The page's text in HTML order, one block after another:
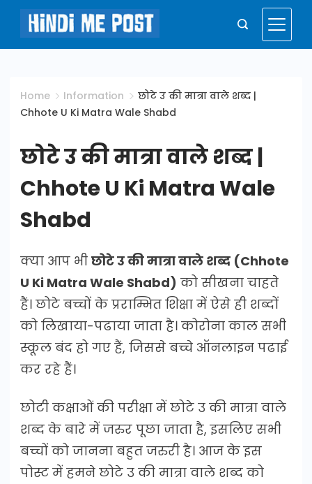
Skip
content
Hindi
Me
Post
Home Information
छोटे उ की मात्रा वाले शब्द |
Chhote U Ki Matra Wale Shabd
छोटे उ की मात्रा वाले शब्द |
Chhote U Ki Matra Wale
Shabd
क्या आप भी छोटे उ की मात्रा वाले शब्द (Chhote
U Ki Matra Wale Shabd) को सीखना चाहते
हैं। छोटे बच्चों के प्रराम्भित शिक्षा में ऐसे ही शब्दों
को लिखाया-पढाया जाता है। कोरोना काल सभी
स्कूल बंद हो गए हैं, जिससे बच्चे ऑनलाइन पढाई
कर रहे हैं।
छोटी कक्षाओं की परीक्षा में छोटे उ की मात्रा वाले
शब्द के बारे में जरुर पूछा जाता है, इसलिए सभी
बच्चों को जानना बहुत जरुरी है। आज के इस
पोस्ट में हमने छोटे उ की मात्रा वाले शब्द को